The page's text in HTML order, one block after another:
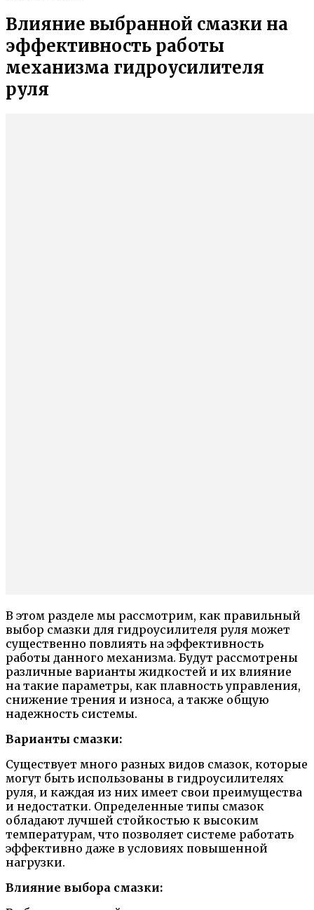
Влияние выбранной смазки на
эффективность работы
механизма гидроусилителя
руля
В этом разделе мы рассмотрим, как правильный
выбор смазки для гидроусилителя руля может
существенно повлиять на эффективность
работы данного механизма. Будут рассмотрены
различные варианты жидкостей и их влияние
на такие параметры, как плавность управления,
снижение трения и износа, а также общую
надежность системы.
Варианты смазки:
Существует много разных видов смазок, которые
могут быть использованы в гидроусилителях
руля, и каждая из них имеет свои преимущества
и недостатки. Определенные типы смазок
обладают лучшей стойкостью к высоким
температурам, что позволяет системе работать
эффективно даже в условиях повышенной
нагрузки.
Влияние выбора смазки: